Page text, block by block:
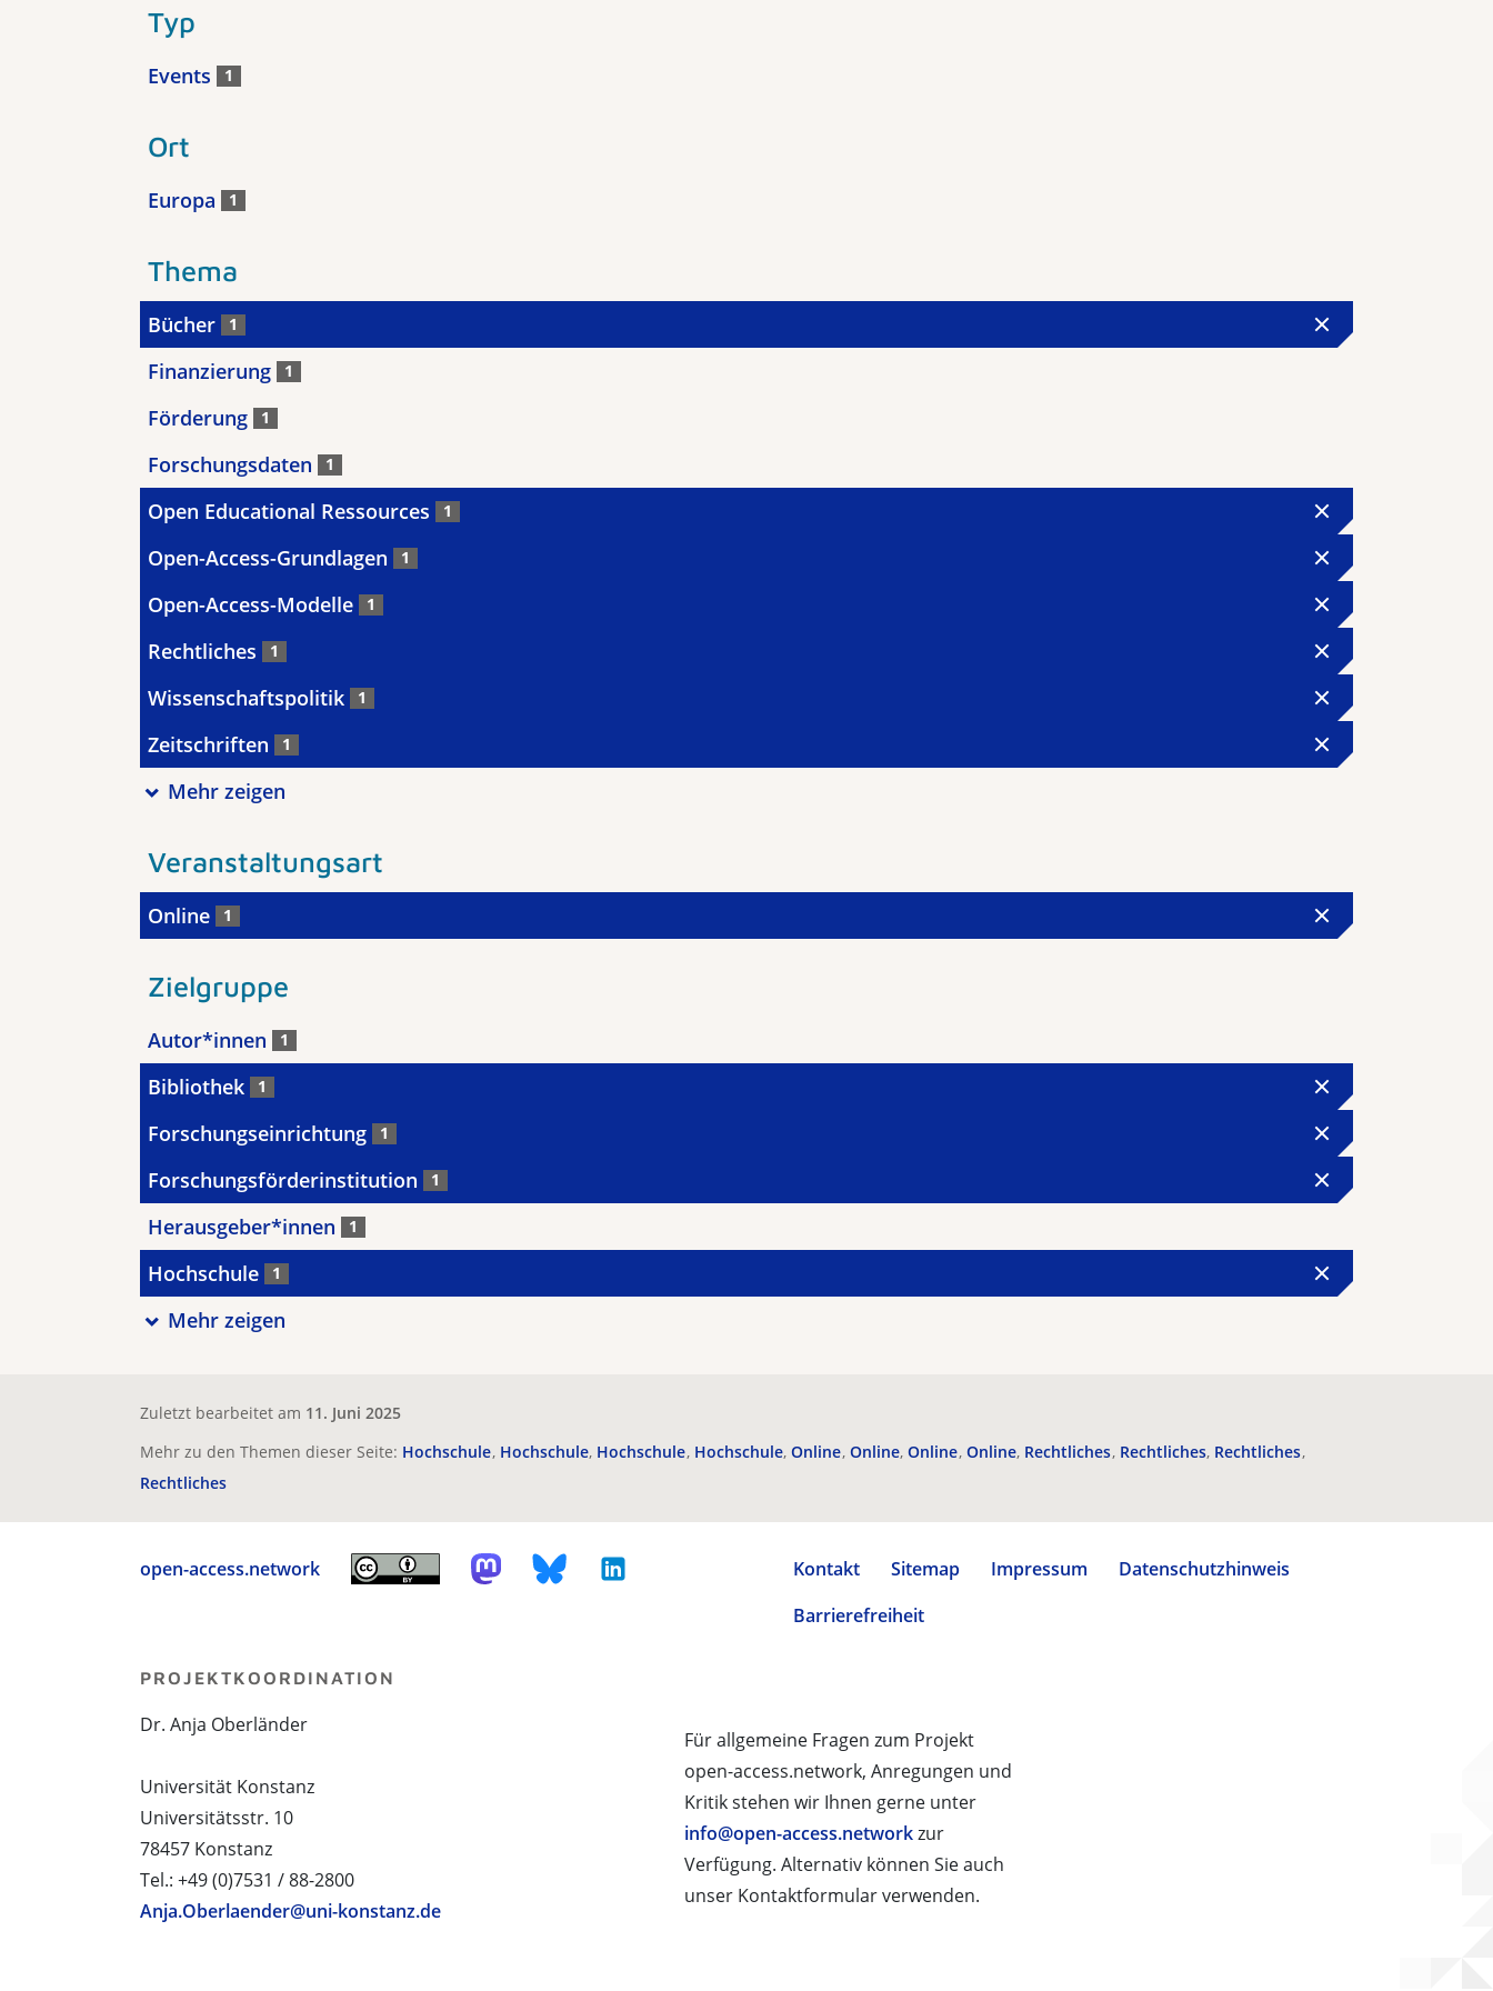
Typ
Events 1
Ort
Europa 1
Thema
Bücher 1
Finanzierung 1
Förderung 1
Forschungsdaten 1
Open Educational Ressources 1
Open-Access-Grundlagen 1
Open-Access-Modelle 1
Rechtliches 1
Wissenschaftspolitik 1
Zeitschriften 1
Mehr zeigen
Veranstaltungsart
Online 1
Zielgruppe
Autor*innen 1
Bibliothek 1
Forschungseinrichtung 1
Forschungsförderinstitution 1
Herausgeber*innen 1
Hochschule 1
Mehr zeigen
Zuletzt bearbeitet am 11. Juni 2025
Mehr zu den Themen dieser Seite: Hochschule Hochschule Hochschule Hochschule Online Online Online Online Rechtliches Rechtliches Rechtliches
Rechtliches
open-access.network Kontakt Sitemap Impressum
Datenschutzhinweis
Barrierefreiheit
Für allgemeine Fragen zum Projekt
open-access.network, Anregungen und
Kritik stehen wir Ihnen gerne unter
info@open-access.networkzur
Verfügung. Alternativ können Sie auch
unser Kontaktformular verwenden.
PROJEKTKOORDINATION
Dr. Anja Oberländer
Universität Konstanz
Universitätsstr. 10
78457 Konstanz
Tel.: +49 (0)7531 / 88-2800
Anja.Oberlaender@uni-konstanz.de